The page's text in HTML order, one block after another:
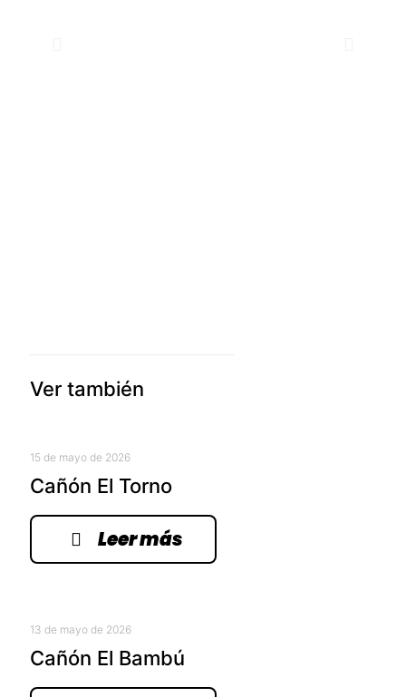
Ver también
15 de mayo de 2026
Cañón El Torno
Leer más
13 de mayo de 2026
Cañón El Bambú